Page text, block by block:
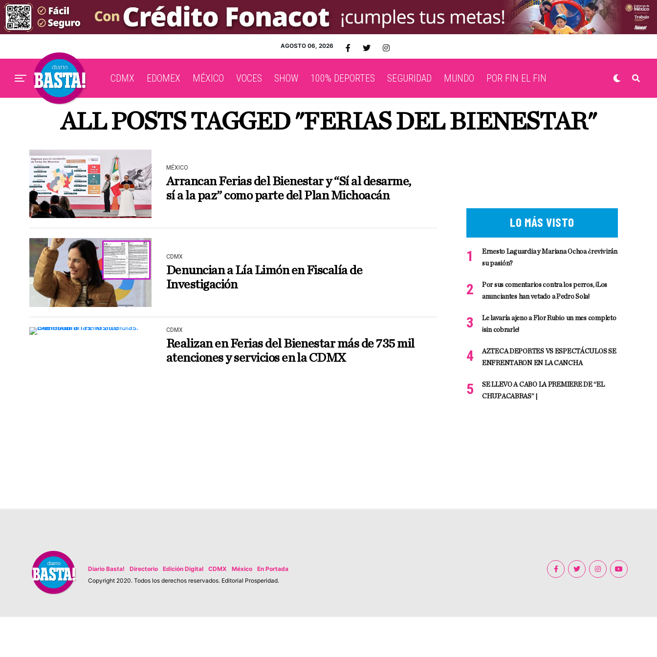
AGOSTO 06, 2026
CDMX EDOMEX MÉXICO VOCES SHOW 100% DEPORTES SEGURIDAD MUNDO POR FIN EL FIN
ALL POSTS TAGGED "FERIAS DEL BIENESTAR"
MÉXICO
Arrancan Ferias del Bienestar y “Sí al desarme,
sí a la paz” como parte del Plan Michoacán
CDMX
Denuncian a Lía Limón en Fiscalía de
Investigación
CDMX
Realizan en Ferias del Bienestar más de 735 mil
atenciones y servicios en la CDMX
LO MÁS VISTO
Ernesto Laguardia y Mariana Ochoa ¿revivirán
su pasión?
Por sus comentarios contra los perros, ¡Los
anunciantes han vetado a Pedro Sola!
Le lavaría ajeno a Flor Rubio un mes completo
¡sin cobrarle!
AZTECA DEPORTES VS ESPECTÁCULOS SE
ENFRENTARON EN LA CANCHA
SE LLEVO A CABO LA PREMIERE DE “EL
CHUPACABRAS” |
Diario Basta! Directorio Edición Digital CDMX México
En Portada
Copyright 2020. Todos los derechos reservados. Editorial Prosperidad.